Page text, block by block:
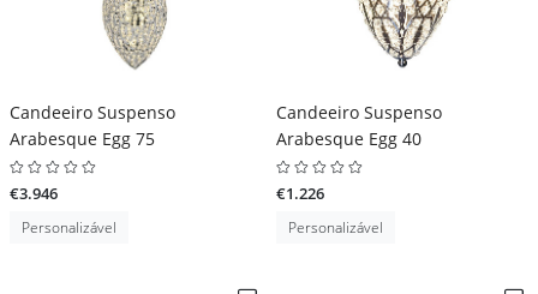
Candeeiro Suspenso
Arabesque Egg 75
€3.946
Personalizável
Candeeiro Suspenso
Arabesque Egg 40
€1.226
Personalizável